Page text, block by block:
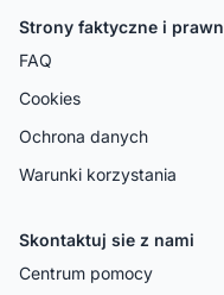
Strony faktyczne i
FAQ
Cookies
Ochrona danych
Warunki korzystania
Skontaktuj sie z nami
Centrum pomocy